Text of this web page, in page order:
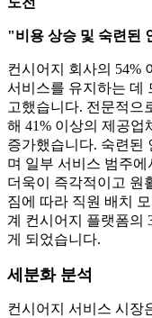
"비용 상승 및 숙련된
컨시어지 회사의 54%
서비스를 유지하는 데
고했습니다. 전문적으
해 41% 이상의 제공업
증가했습니다. 숙련된
며 일부 서비스 범주
더욱이 즉각적이고 원
짐에 따라 직원 배치
계 컨시어지 플랫폼의
게 되었습니다.
세분화 분석
컨시어지 서비스 시장